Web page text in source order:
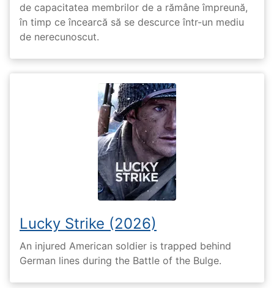
de capacitatea membrilor de a rămâne împreună,
în timp ce încearcă să se descurce într-un mediu
de nerecunoscut.
Lucky Strike (2026)
An injured American soldier is trapped behind
German lines during the Battle of the Bulge.